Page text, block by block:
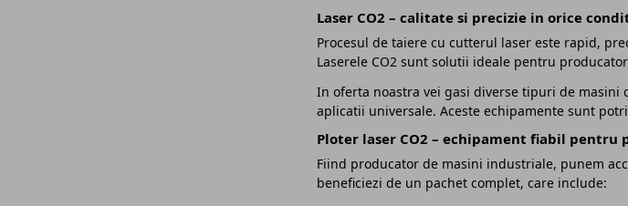
Laser CO2 – calitate si precizie in orice
Procesul de taiere cu cutterul laser este rapid,
Laserele CO2 sunt solutii ideale pentru
In oferta noastra vei gasi diverse tipuri de masini
aplicatii universale. Aceste echipamente sunt
Ploter laser CO2 – echipament fiabil pentru
Fiind producator de masini industriale, punem
beneficiezi de un pachet complet, care include: